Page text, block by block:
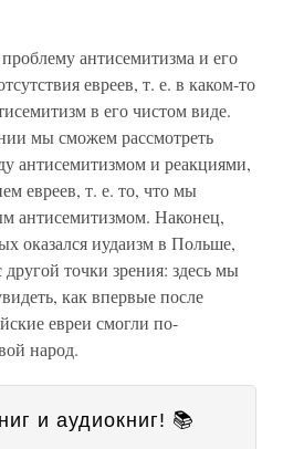
антисемитизма и его
евреев, т. е. в каком-то
в его чистом виде.
мы сможем рассмотреть
антисемитизмом и реакциями,
евреев, т. е. то, что мы
антисемитизмом. Наконец,
оказался иудаизм в Польше,
другой точки зрения: здесь мы
как впервые после
евреи смогли по-
народ.
и аудиокниг! 📚